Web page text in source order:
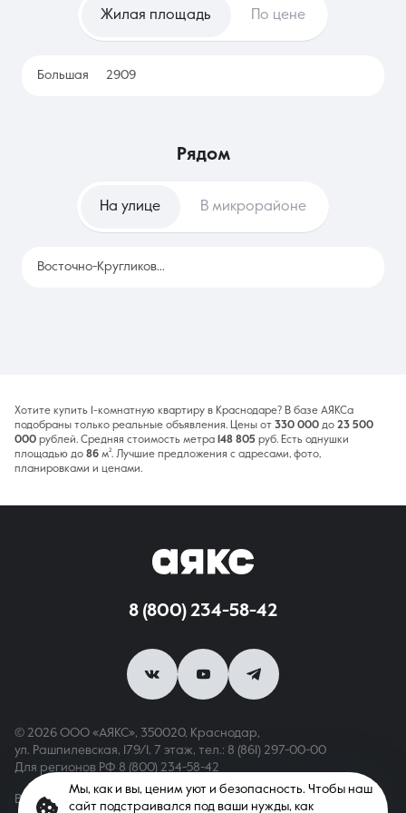
только планирует переезд или часто меняет место работы,
позволяя изучить разные локации без привязки к
конкретному адресу и значительных разовых трат.
Жилая площадь По цене
Большая 2909
рядом
На улице В микрорайоне
Восточно-Кругликовская
Хотите купить 1-комнатную квартиру в Краснодаре? В базе АЯКСа
подобраны только реальные объявления. Цены от 330 000 до 23 500
000 рублей. Средняя стоимость метра 148 805 руб. Есть однушки
площадью до 86 м². Лучшие предложения с адресами, фото,
планировками и ценами.
8 (800) 234-58-42
© 2026 ООО «АЯКС», 350020, Краснодар,
ул. Рашпилевская, 179/1, 7 этаж, тел.: 8 (861) 297-00-00
Для регионов РФ 8 (800) 234-58-42
Вся информация, опубликованная на сайте, носит только
Мы, как и вы, ценим уют и безопасность. Чтобы наш
сайт подстраивался под ваши нужды, как